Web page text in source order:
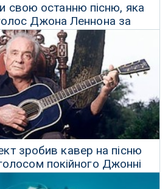
свою останню пісню, яка
Джона Леннона за
штучного інтелекту
04 Листопада 2023 р.
зробив кавер на пісню
покійного Джонні
Кеша